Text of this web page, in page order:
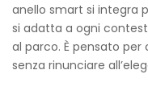
anello smart si integra
si adatta a ogni
al parco. È pensato
senza rinunciare